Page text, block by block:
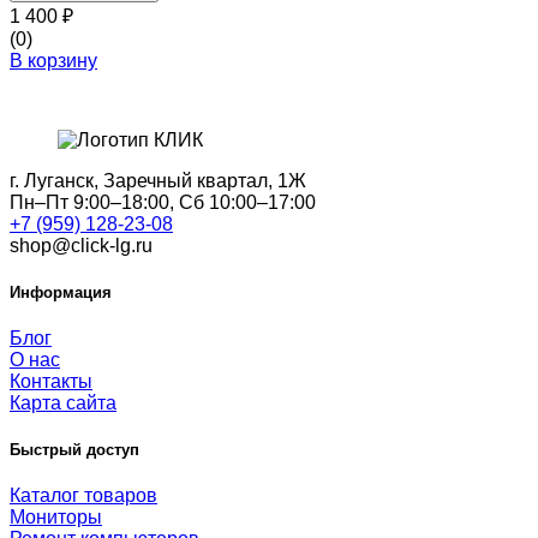
1 400 ₽
(0)
В корзину
г. Луганск, Заречный квартал, 1Ж
Пн–Пт 9:00–18:00, Сб 10:00–17:00
+7 (959) 128-23-08
shop@click-lg.ru
Информация
Блог
О нас
Контакты
Карта сайта
Быстрый доступ
Каталог товаров
Мониторы